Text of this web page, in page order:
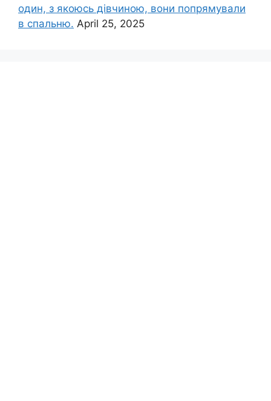
один, з якоюсь дівчиною, вони попрямували
в спальню. April 25, 2025